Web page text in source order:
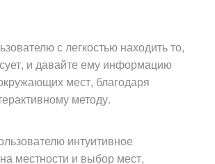
с легкостью находить то,
и давайте ему информацию
мест, благодаря
методу.
интуитивное
местности и выбор мест,